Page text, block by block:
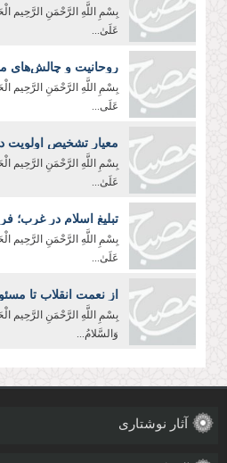
بِسْمِ اللَّهِ الرَّحْمَنِ الرَّحِیم
عَلَىٰ...
روحانیت و چالش‌های
بِسْمِ اللَّهِ الرَّحْمَنِ الرَّحِيم
عَلَی...
بِسْمِ اللَّهِ الرَّحْمَنِ الرَّحِیم
عَلَىٰ...
تبلیغ اسلام در غرب؛
بِسْمِ اللَّهِ الرَّحْمَنِ الرَّحِیم
عَلَىٰ...
از نعمت انقلاب تا
بِسْمِ اللَّهِ الرَّحْمَنِ الرَّحِیم
وَالسَّلامُ...
آثار نوشتاری